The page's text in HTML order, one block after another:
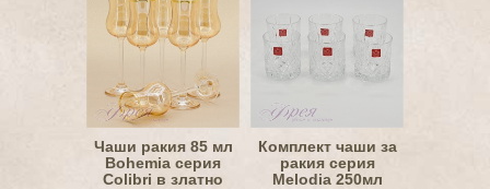
Чаши ракия 85 мл
Bohemia серия
Colibri в златно
Комплект чаши за
ракия серия
Melоdia 250мл